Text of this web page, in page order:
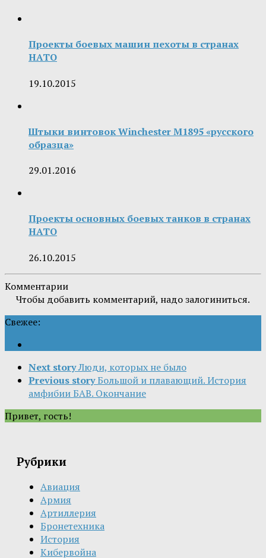
Проекты боевых машин пехоты в странах
НАТО
19.10.2015
Штыки винтовок Winchester M1895 «русского
образца»
29.01.2016
Проекты основных боевых танков в странах
НАТО
26.10.2015
Комментарии
Чтобы добавить комментарий, надо залогиниться.
Свежее:
Next storyЛюди, которых не было
Previous storyБольшой и плавающий. История
амфибии БАВ. Окончание
Привет, гость!
Рубрики
Авиация
Армия
Артиллерия
Бронетехника
История
Кибервойна